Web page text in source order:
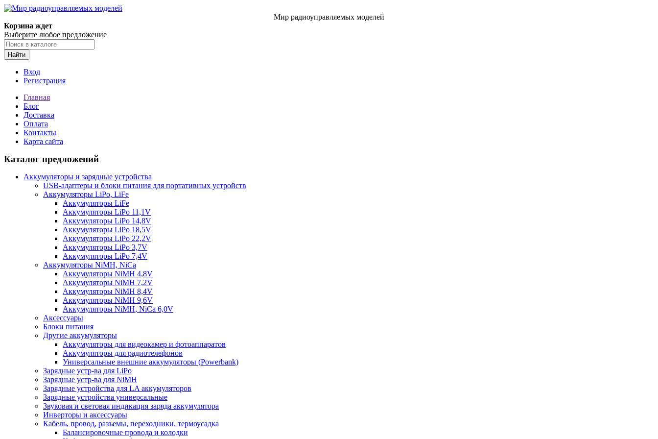
Мир радиоуправляемых моделей
Корзина ждет
Выберите любое предложение
Найти
Вход
Регистрация
Главная
Блог
Доставка
Оплата
Контакты
Карта сайта
Каталог предложений
Аккумуляторы и зарядные устройства
USB-адаптеры и блоки питания для портативных устройств
Аккумуляторы LiPo, LiFe
Аккумуляторы LiFe
Аккумуляторы LiPo 11,1V
Аккумуляторы LiPo 14,8V
Аккумуляторы LiPo 18,5V
Аккумуляторы LiPo 22,2V
Аккумуляторы LiPo 3,7V
Аккумуляторы LiPo 7,4V
Аккумуляторы NiMH, NiCa
Аккумуляторы NiMH 4,8V
Аккумуляторы NiMH 7,2V
Аккумуляторы NiMH 8,4V
Аккумуляторы NiMH 9,6V
Аккумуляторы NiMH, NiCa 6,0V
Аксессуары
Блоки питания
Другие аккумуляторы
Аккумуляторы для видеокамер и фотоаппаратов
Аккумуляторы для радиотелефонов
Универсальные внешние аккумуляторы (Powerbank)
Зарядные устр-ва для LiPo
Зарядные устр-ва для NiMH
Зарядные устройства для LA аккумуляторов
Зарядные устройства универсальные
Звуковая и световая индикация заряда аккумулятора
Инверторы и аксессуары
Кабель, провод, разъемы, переходники, термоусадка
Балансировочные провода и колодки